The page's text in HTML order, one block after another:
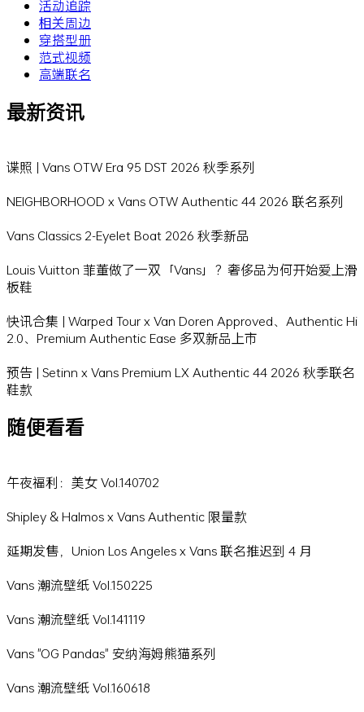
活动追踪
相关周边
穿搭型册
范式视频
高端联名
最新资讯
谍照 | Vans OTW Era 95 DST 2026 秋季系列
NEIGHBORHOOD x Vans OTW Authentic 44 2026 联名系列
Vans Classics 2-Eyelet Boat 2026 秋季新品
Louis Vuitton 菲董做了一双「Vans」？奢侈品为何开始爱上滑
板鞋
快讯合集 | Warped Tour x Van Doren Approved、Authentic Hi
2.0、Premium Authentic Ease 多双新品上市
预告 | Setinn x Vans Premium LX Authentic 44 2026 秋季联名
鞋款
随便看看
午夜福利：美女 Vol.140702
Shipley & Halmos x Vans Authentic 限量款
延期发售，Union Los Angeles x Vans 联名推迟到 4 月
Vans 潮流壁纸 Vol.150225
Vans 潮流壁纸 Vol.141119
Vans "OG Pandas" 安纳海姆熊猫系列
Vans 潮流壁纸 Vol.160618